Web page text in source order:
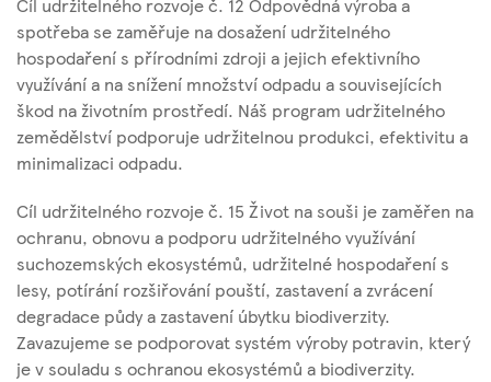
spotřeba se zaměřuje na dosažení udržitelného
hospodaření s přírodními zdroji a jejich efektivního
využívání a na snížení množství odpadu a souvisejících
škod na životním prostředí. Náš program udržitelného
zemědělství podporuje udržitelnou produkci, efektivitu a
minimalizaci odpadu.
Cíl udržitelného rozvoje č. 15 Život na souši je zaměřen na
ochranu, obnovu a podporu udržitelného využívání
suchozemských ekosystémů, udržitelné hospodaření s
lesy, potírání rozšiřování pouští, zastavení a zvrácení
degradace půdy a zastavení úbytku biodiverzity.
Zavazujeme se podporovat systém výroby potravin, který
je v souladu s ochranou ekosystémů a biodiverzity.